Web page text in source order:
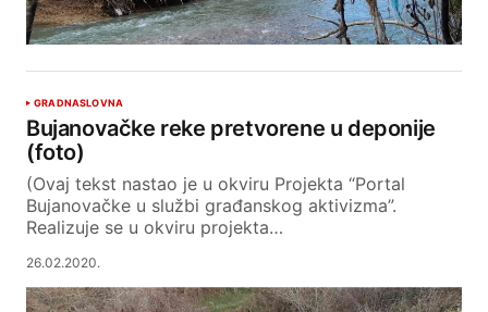
GRADNASLOVNA
Bujanovačke reke pretvorene u deponije
(foto)
(Ovaj tekst nastao je u okviru Projekta “Portal
Bujanovačke u službi građanskog aktivizma”.
Realizuje se u okviru projekta…
26.02.2020.